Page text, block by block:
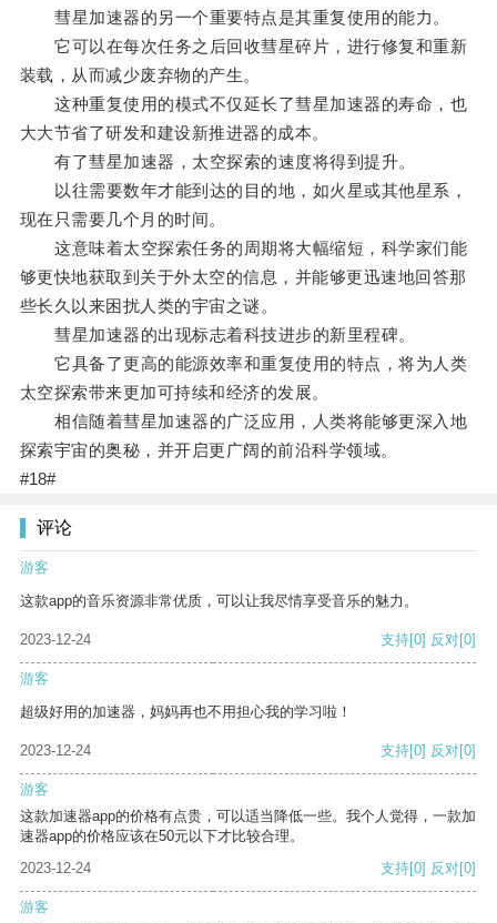
彗星加速器的另一个重要特点是其重复使用的能力。
它可以在每次任务之后回收彗星碎片，进行修复和重新
装载，从而减少废弃物的产生。
这种重复使用的模式不仅延长了彗星加速器的寿命，也
大大节省了研发和建设新推进器的成本。
有了彗星加速器，太空探索的速度将得到提升。
以往需要数年才能到达的目的地，如火星或其他星系，
现在只需要几个月的时间。
这意味着太空探索任务的周期将大幅缩短，科学家们能
够更快地获取到关于外太空的信息，并能够更迅速地回答那
些长久以来困扰人类的宇宙之谜。
彗星加速器的出现标志着科技进步的新里程碑。
它具备了更高的能源效率和重复使用的特点，将为人类
太空探索带来更加可持续和经济的发展。
相信随着彗星加速器的广泛应用，人类将能够更深入地
探索宇宙的奥秘，并开启更广阔的前沿科学领域。
#18#
评论
游客
这款app的音乐资源非常优质，可以让我尽情享受音乐的魅力。
2023-12-24 支持[0] 反对[0]
游客
超级好用的加速器，妈妈再也不用担心我的学习啦！
2023-12-24 支持[0] 反对[0]
游客
这款加速器app的价格有点贵，可以适当降低一些。我个人觉得，一款加
速器app的价格应该在50元以下才比较合理。
2023-12-24
支持[0] 反对[0]
游客